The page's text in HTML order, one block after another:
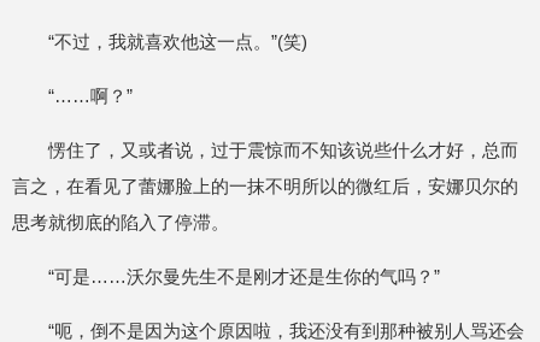
“不过，我就喜欢他这一点。”(笑)
“……啊？”
愣住了，又或者说，过于震惊而不知该说些什么才好，总而
言之，在看见了蕾娜脸上的一抹不明所以的微红后，安娜贝尔的
思考就彻底的陷入了停滞。
“可是……沃尔曼先生不是刚才还是生你的气吗？”
“呃，倒不是因为这个原因啦，我还没有到那种被别人骂还会